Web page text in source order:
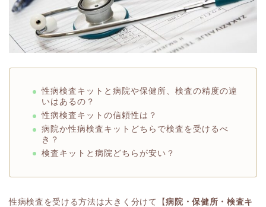
性病検査キットと病院や保健所、検査の精度の違
いはあるの？
性病検査キットの信頼性は？
病院か性病検査キットどちらで検査を受けるべ
き？
検査キットと病院どちらが安い？
性病検査を受ける方法は大きく分けて【病院・保健所・検査キ